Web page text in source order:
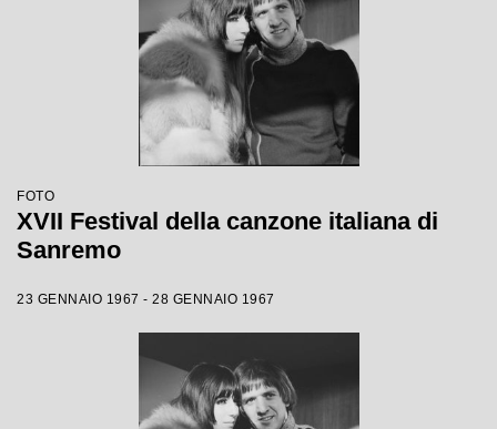
FOTO
XVII Festival della canzone italiana di
Sanremo
23 GENNAIO 1967 - 28 GENNAIO 1967